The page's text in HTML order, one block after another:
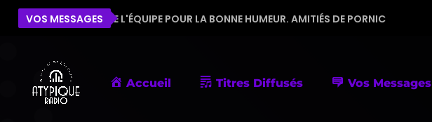
VOS MESSAGES
À TOUTE L'ÉQUIPE POUR LA BONNE HUMEUR. AMITIÉS DE PORNIC
Accueil Titres Diffusés Vos Messages